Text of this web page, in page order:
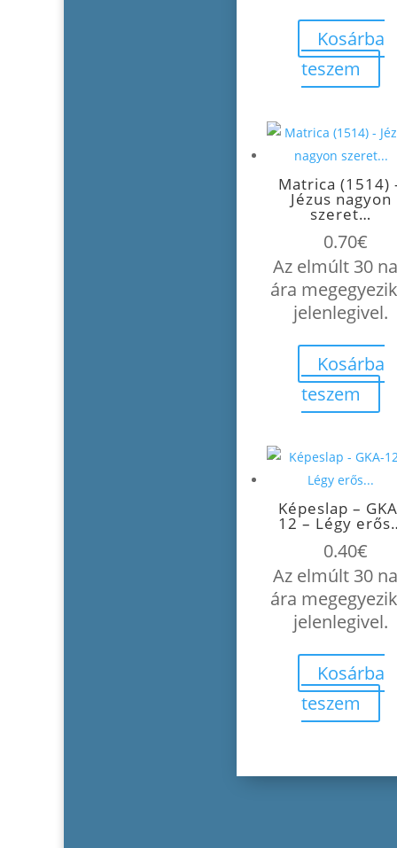
Kosárba
teszem
Matrica (1514)
Jézus nagyon
szeret…
0.70€
Az elmúlt 30
ára
jelenlegivel.
Kosárba
teszem
Képeslap –
12 – Légy
0.40€
Az elmúlt 30
ára
jelenlegivel.
Kosárba
teszem